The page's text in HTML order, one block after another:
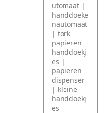
utomaat |
handdoeke
nautomaat
| tork
papieren
handdoekj
es |
papieren
dispenser
| kleine
handdoekj
es